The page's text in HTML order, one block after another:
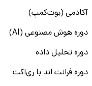
آکادمی (بوت‌کمپ)
دوره هوش مصنوعی (AI)
دوره تحلیل داده
دوره فرانت اند با ری‌اکت